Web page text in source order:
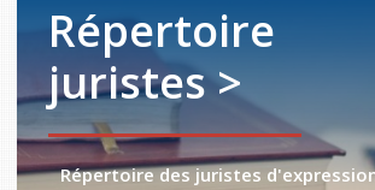
Répertoire
juristes >
Répertoire des juristes